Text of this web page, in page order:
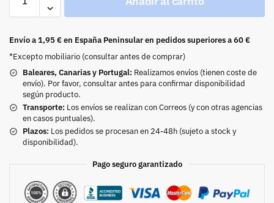
Envío a 1,95 € en España Peninsular en pedidos superiores a 60 €
*Excepto mobiliario (consultar antes de comprar)
Baleares, Canarias y Portugal: Realizamos envíos (tienen coste de
envío). Por favor, consultar antes para confirmar disponibilidad
según producto.
Transporte: Los envíos se realizan con Correos (y con otras agencias
en casos puntuales).
Plazos: Los pedidos se procesan en 24-48h (sujeto a stock y
disponibilidad).
Pago seguro garantizado